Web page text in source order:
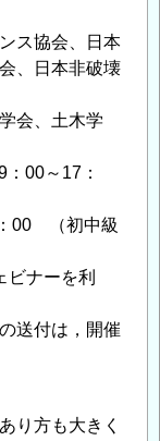
ス協会、日本
、日本非破壊
会、土木学
00～17：
00 （初中級
ビナーを利
送付は，開催
り方も大きく